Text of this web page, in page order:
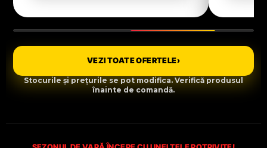
VEZI TOATE OFERTELE›
Stocurile și prețurile se pot modifica. Verifică produsul
înainte de comandă.